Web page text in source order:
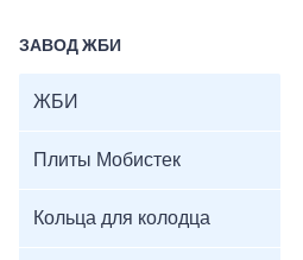
ЗАВОД ЖБИ
ЖБИ
Плиты Мобистек
Кольца для колодца